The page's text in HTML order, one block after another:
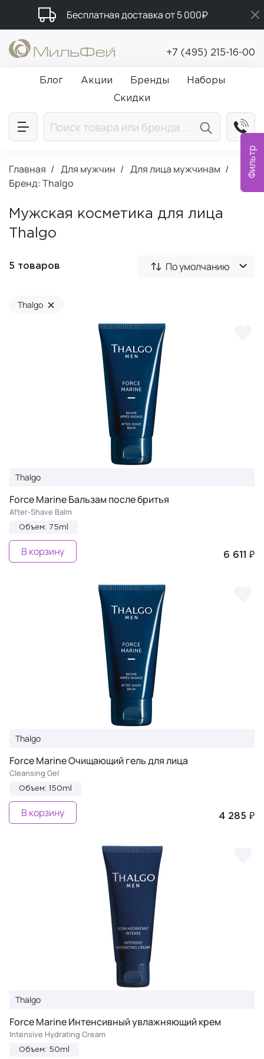
Фильтр
Бесплатная доставка от 5 000₽
Промокод ПРИВЕТ
Подарки в каждый заказ от 5 000₽
+7 (495) 215-16-00
Блог Акции Бренды
Наборы
Скидки
Главная Для мужчин
Для лица мужчинам
Бренд: Thalgo
Мужская косметика для лица
Thalgo
5 товаров По умолчанию
Thalgo ×
Thalgo
Force Marine Бальзам после бритья
After-Shave Balm
Объем: 75ml
6 611 ₽
В корзину
Thalgo
Force Marine Очищающий гель для лица
Cleansing Gel
Объем: 150ml
4 285 ₽
В корзину
Thalgo
Force Marine Интенсивный увлажняющий крем
Intensive Hydrating Cream
Объем: 50ml